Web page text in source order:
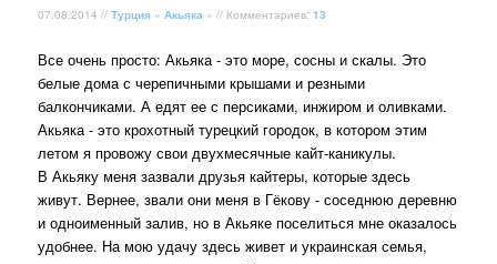
07.08.2014 //Турция »Акьяка » // Комментариев:13
Все очень просто: Акьяка - это море, сосны и скалы. Это
белые дома с черепичными крышами и резными
балкончиками. А едят ее с персиками, инжиром и оливками.
Акьяка - это крохотный турецкий городок, в котором этим
летом я провожу свои двухмесячные кайт-каникулы.
В Акьяку меня зазвали друзья кайтеры, которые здесь
живут. Вернее, звали они меня в Гёкову - соседнюю деревню
и одноименный залив, но в Акьяке поселиться мне оказалось
удобнее. На мою удачу здесь живет и украинская семья,